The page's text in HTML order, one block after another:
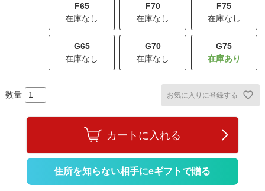
F65
在庫なし
F70
在庫なし
F75
在庫なし
G65
在庫なし
G70
在庫なし
G75
お気に入りに登録する
カートに入れる
住所を知らない相手にeギフトで贈る